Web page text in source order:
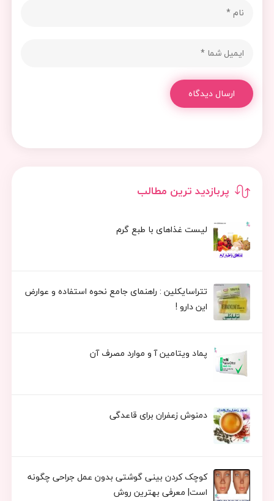
پربازدید ترین مطالب
لیست غذاهای با طبع گرم
تتراسایکلین : راهنمای جامع نحوه استفاده و عوارض
این دارو !
پماد ویتامین آ و موارد مصرف آن
دمنوش زعفران برای قاعدگی
کوچک کردن بینی گوشتی بدون عمل جراحی چگونه
است| معرفی بهترین روش
ارسال دیدگاه